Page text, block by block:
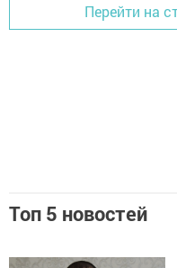
Перейти на
Топ 5 новостей